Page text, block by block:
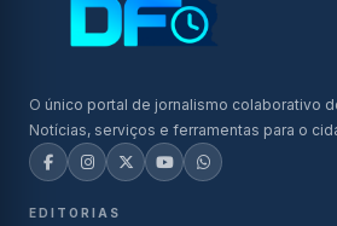
O único portal de jornalismo colaborativo
Notícias, serviços e ferramentas para o
EDITORIAS